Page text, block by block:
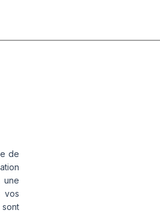
de
une
vos